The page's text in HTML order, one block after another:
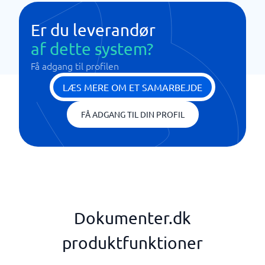
Er du leverandør
af dette system?
Få adgang til profilen
LÆS MERE OM ET SAMARBEJDE
FÅ ADGANG TIL DIN PROFIL
Dokumenter.dk
produktfunktioner